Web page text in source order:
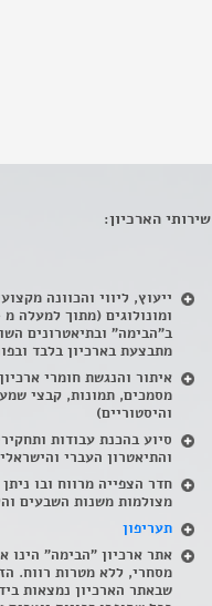
שירותי הארכיון:
ייעוץ, ליווי והכוונה
ב"הבימה" ובתיאטרונים
מתבצעת בארכיון בלבד
איתור והנגשת חומרי
מסמכים, תמונות, קבצי
והיסטוריים)
סיוע בהכנת עבודות
והתיאטרון העברי
מצולמות משנות השבעים
תעריפון
אתר ארכיון "הבימה" הינו
מסחרי, ללא מטרות רווח.
שבאתר הארכיון נמצאות